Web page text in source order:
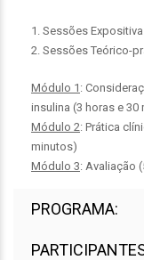
1. Sessões
2. Sessões Teórico-
Módulo 1 :
insulina (3 horas e 30
Módulo 2: Prática
minutos)
Módulo 3: Avaliação
PROGRAMA: